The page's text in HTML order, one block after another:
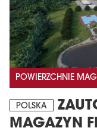
POWIERZCHNIE
POLSKA
MAGAZYN